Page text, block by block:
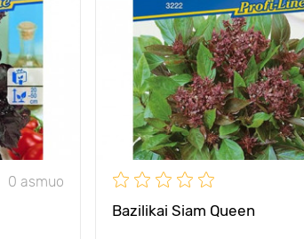
0 asmuo
Bazilikai Siam Queen